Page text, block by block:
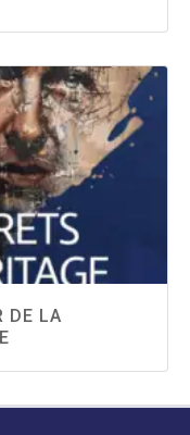
DE LA